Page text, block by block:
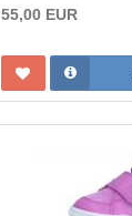
55,00 EUR